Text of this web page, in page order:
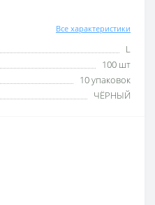
Все характеристики
L
100 шт
10 упаковок
ЧЁРНЫЙ